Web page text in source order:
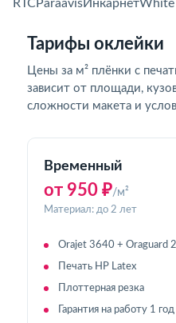
RTC ParaavisИнкарнетWhite
Тарифы оклейки
Цены за м² плёнки с
зависит от площади,
сложности макета и
Временный
от 950 ₽/м²
Материал: до 2 лет
Orajet 3640 + Oraguard
Печать HP Latex
Плоттерная резка
Гарантия на работу 1 год